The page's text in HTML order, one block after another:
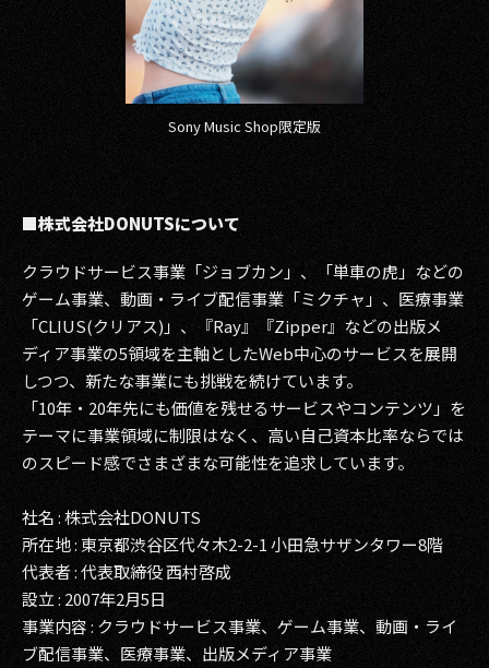
Sony Music Shop限定版
■株式会社DONUTSについて
クラウドサービス事業「ジョブカン」、「単車の虎」などの
ゲーム事業、動画・ライブ配信事業「ミクチャ」、医療事業
「CLIUS(クリアス)」、『Ray』『Zipper』などの出版メ
ディア事業の5領域を主軸としたWeb中心のサービスを展開
しつつ、新たな事業にも挑戦を続けています。
「10年・20年先にも価値を残せるサービスやコンテンツ」を
テーマに事業領域に制限はなく、高い自己資本比率ならでは
のスピード感でさまざまな可能性を追求しています。
社名 : 株式会社DONUTS
所在地 : 東京都渋谷区代々木2-2-1 小田急サザンタワー8階
代表者 : 代表取締役 西村啓成
設立 : 2007年2月5日
事業内容 : クラウドサービス事業、ゲーム事業、動画・ライ
ブ配信事業、医療事業、出版メディア事業